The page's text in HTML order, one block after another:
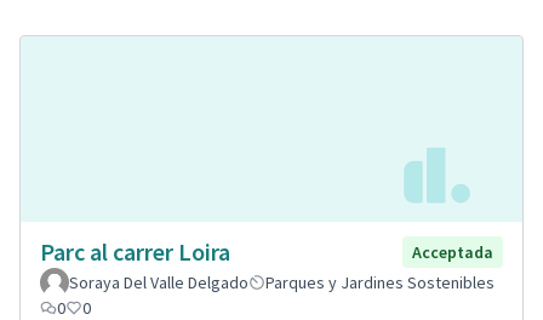
Parc al carrer Loira
Acceptada
Soraya Del Valle Delgado
Parques y Jardines Sostenibles
0
0